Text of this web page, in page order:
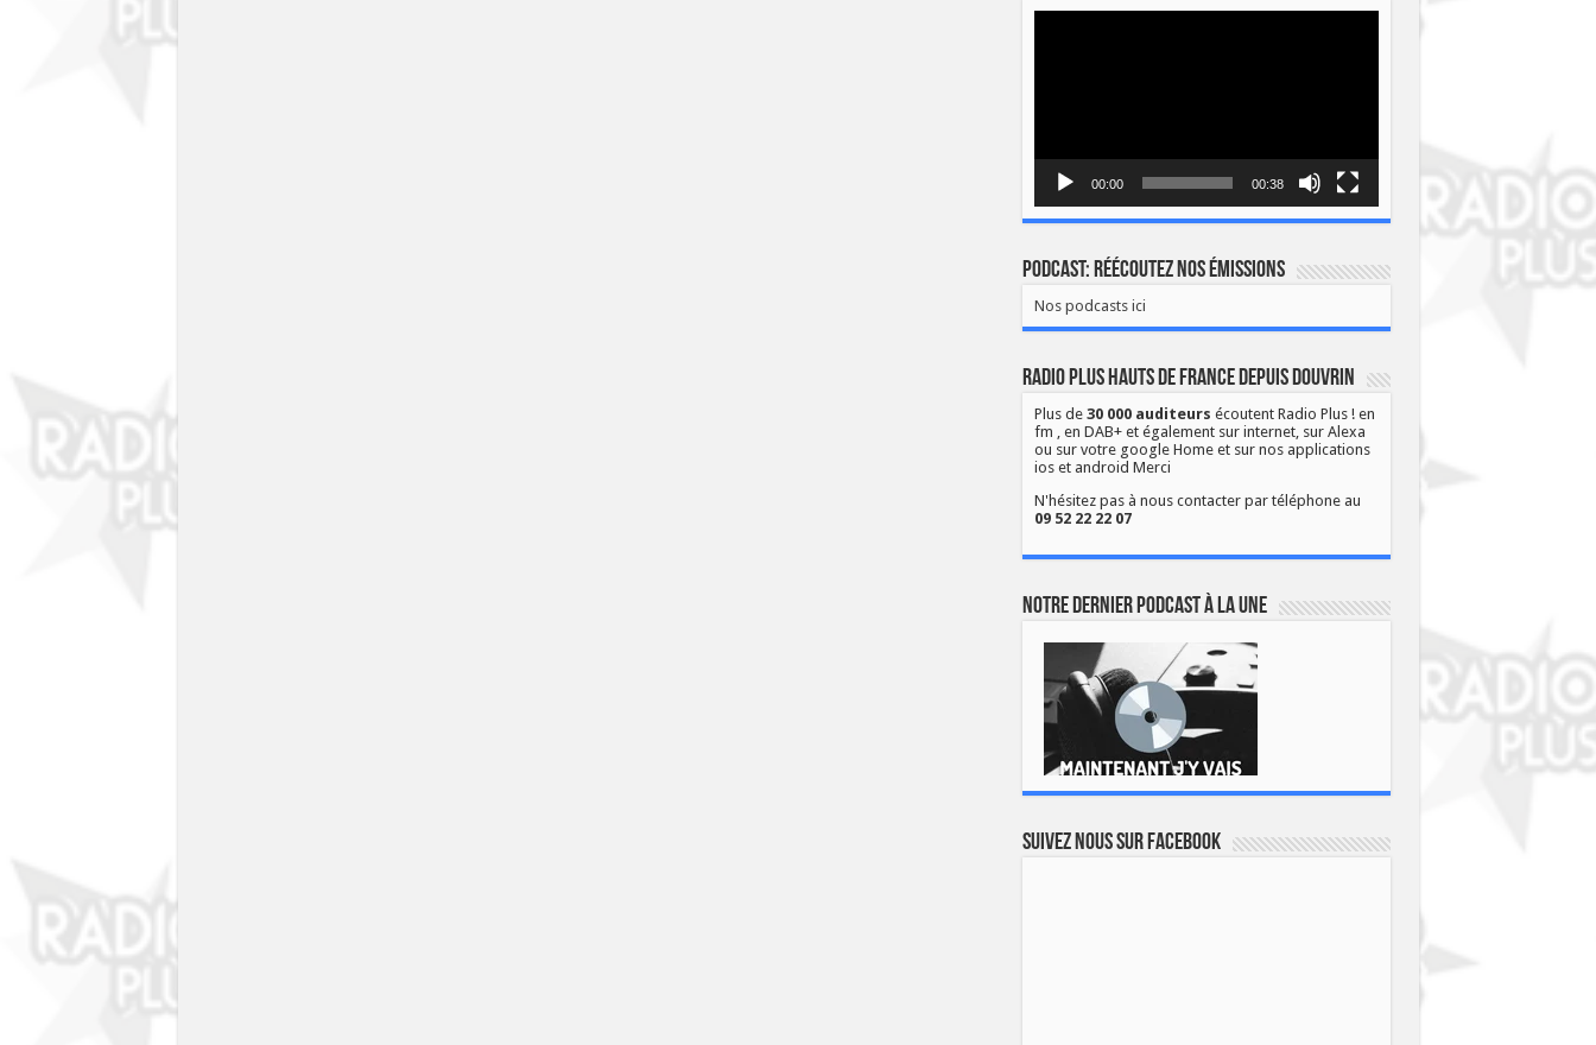
00:00 00:38
Podcast: Réécoutez nos émissions
Nos podcasts ici
Radio Plus Hauts de France depuis Douvrin
Plus de 30 000 auditeurs écoutent Radio Plus ! en
fm , en DAB+ et également sur internet, sur Alexa
ou sur votre google Home et sur nos applications
ios et android Merci
N'hésitez pas à nous contacter par téléphone au
09 52 22 22 07
Notre dernier podcast à la une
Suivez nous sur Facebook